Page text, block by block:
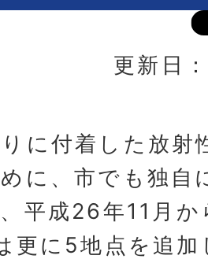
更新日
に付着した放射
に、市でも独自
平成26年11月
更に5地点を追